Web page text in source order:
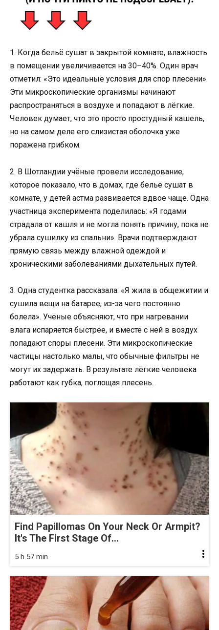
1. Когда бельё сушат в закрытой комнате, влажность
в помещении увеличивается на 30–40%. Один врач
отметил: «Это идеальные условия для спор плесени».
Эти микроскопические организмы начинают
распространяться в воздухе и попадают в лёгкие.
Человек думает, что это просто простудный кашель,
но на самом деле его слизистая оболочка уже
поражена грибком.
2. В Шотландии учёные провели исследование,
которое показало, что в домах, где бельё сушат в
комнате, у детей астма развивается вдвое чаще. Одна
участница эксперимента поделилась: «Я годами
страдала от кашля и не могла понять причину, пока не
убрала сушилку из спальни». Врачи подтверждают
прямую связь между влажной одеждой и
хроническими заболеваниями дыхательных путей.
3. Одна студентка рассказала: «Я жила в общежитии и
сушила вещи на батарее, из-за чего постоянно
болела». Учёные объясняют, что при нагревании
влага испаряется быстрее, и вместе с ней в воздух
попадают споры плесени. Эти микроскопические
частицы настолько малы, что обычные фильтры не
могут их задержать. В результате лёгкие человека
работают как губка, поглощая плесень.
Find Papillomas On Your Neck Or Armpit?
It's The First Stage Of...
5 h 57 min